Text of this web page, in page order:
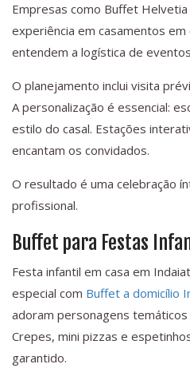
Empresas como Buffet
experiência em casamentos em
entendem a logística de
O planejamento inclui visita
A personalização é essencial:
estilo do casal. Estações
encantam os convidados.
O resultado é uma celebração
profissional.
Buffet para Festas
Festa infantil em casa em
especial com Buffet a domicílio
adoram personagens
Crepes, mini pizzas e
garantido.